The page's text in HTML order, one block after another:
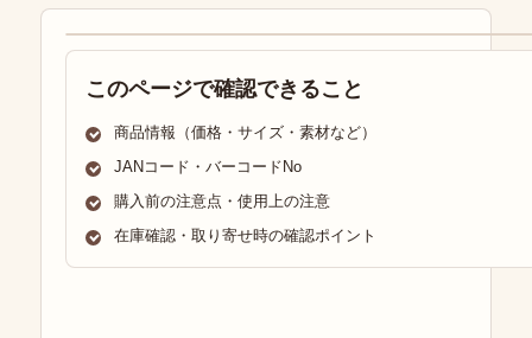
このページで確認できること
商品情報（価格・サイズ・素材など）
JANコード・バーコードNo
購入前の注意点・使用上の注意
在庫確認・取り寄せ時の確認ポイント